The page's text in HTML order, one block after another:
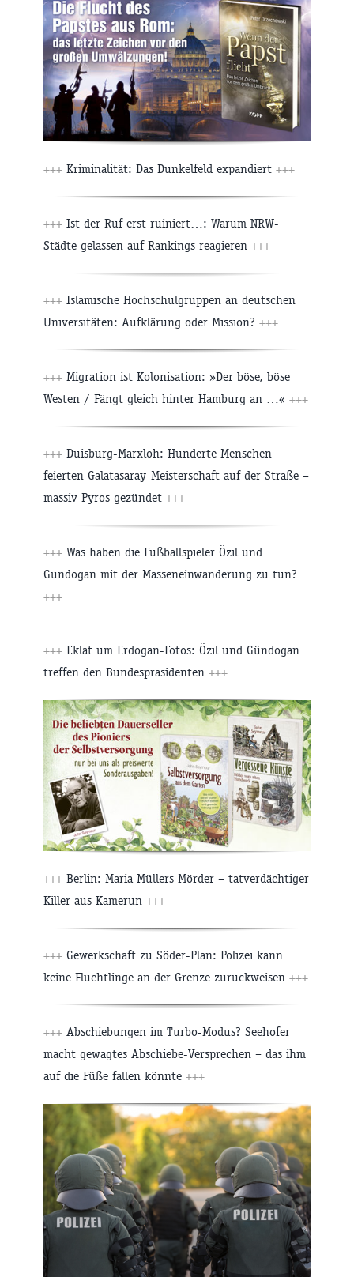
+++ Kriminalität: Das Dunkelfeld expandiert +++
+++ Ist der Ruf erst ruiniert…: Warum NRW-
Städte gelassen auf Rankings reagieren +++
+++ Islamische Hochschulgruppen an deutschen
Universitäten: Aufklärung oder Mission? +++
+++ Migration ist Kolonisation: »Der böse, böse
Westen / Fängt gleich hinter Hamburg an …« +++
+++ Duisburg-Marxloh: Hunderte Menschen
feierten Galatasaray-Meisterschaft auf der Straße –
massiv Pyros gezündet +++
+++ Was haben die Fußballspieler Özil und
Gündogan mit der Masseneinwanderung zu tun?
+++
+++ Eklat um Erdogan-Fotos: Özil und Gündogan
treffen den Bundespräsidenten +++
+++ Berlin: Maria Müllers Mörder – tatverdächtiger
Killer aus Kamerun +++
+++ Gewerkschaft zu Söder-Plan: Polizei kann
keine Flüchtlinge an der Grenze zurückweisen +++
+++ Abschiebungen im Turbo-Modus? Seehofer
macht gewagtes Abschiebe-Versprechen – das ihm
auf die Füße fallen könnte +++